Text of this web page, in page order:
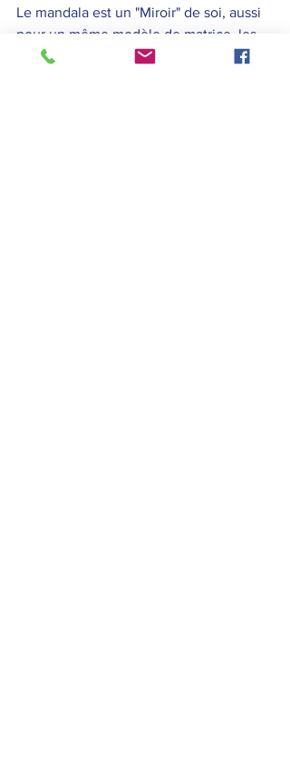
Le mandala est un "Miroir" de soi, aussi
pour un même modèle de matrice, les
couleurs (les formes et les symboles)